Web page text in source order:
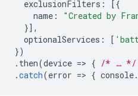
exclusionFilters :
[{
name :
"Created by
}],
optionalServices : [
})
. then(device => { /* … */
.catch(error => { console.